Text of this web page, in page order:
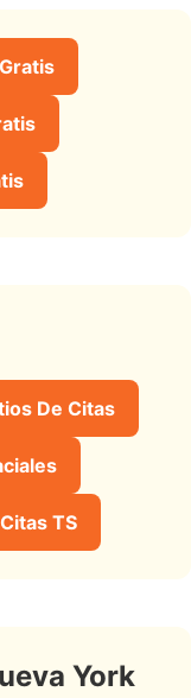
De Citas
Citas TS
York